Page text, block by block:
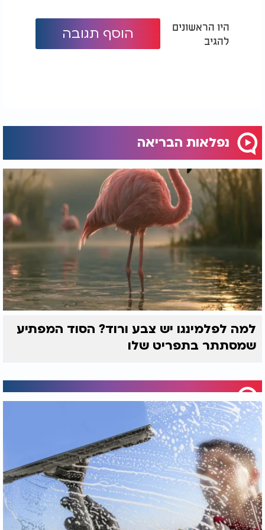
היו הראשונים
להגיב
הוסף תגובה
נפלאות הבריאה
למה לפלמינגו יש צבע ורוד? הסוד המפתיע
שמסתתר בתפריט שלו